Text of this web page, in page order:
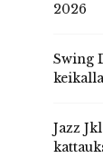
2026
Swing
keikalla
Jazz